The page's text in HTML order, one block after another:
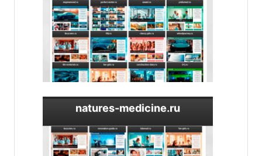
natures-medicine.ru